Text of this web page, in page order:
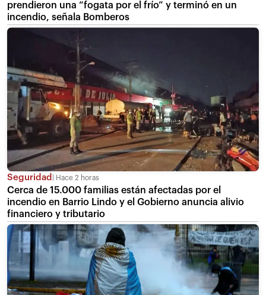
prendieron una “fogata por el frío” y terminó en un
incendio, señala Bomberos
Seguridad Hace 2 horas
Cerca de 15.000 familias están afectadas por el
incendio en Barrio Lindo y el Gobierno anuncia alivio
financiero y tributario